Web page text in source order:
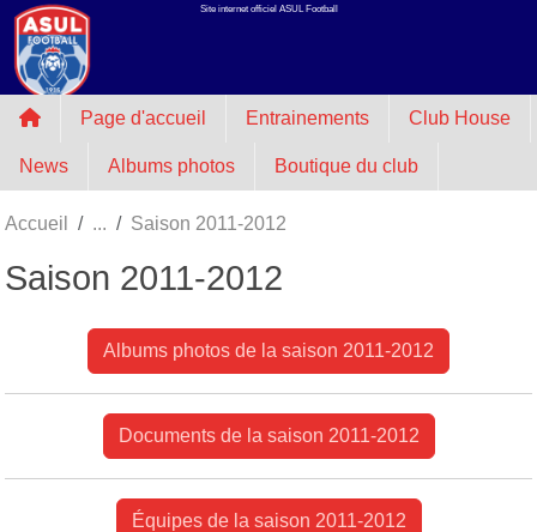
Site internet officiel ASUL Football
Page d'accueil Entrainements Club House
News Albums photos Boutique du club
Accueil Saison 2011-2012
Saison 2011-2012
Albums photos de la saison 2011-2012
Documents de la saison 2011-2012
Équipes de la saison 2011-2012
Panneau de gestion des cookies